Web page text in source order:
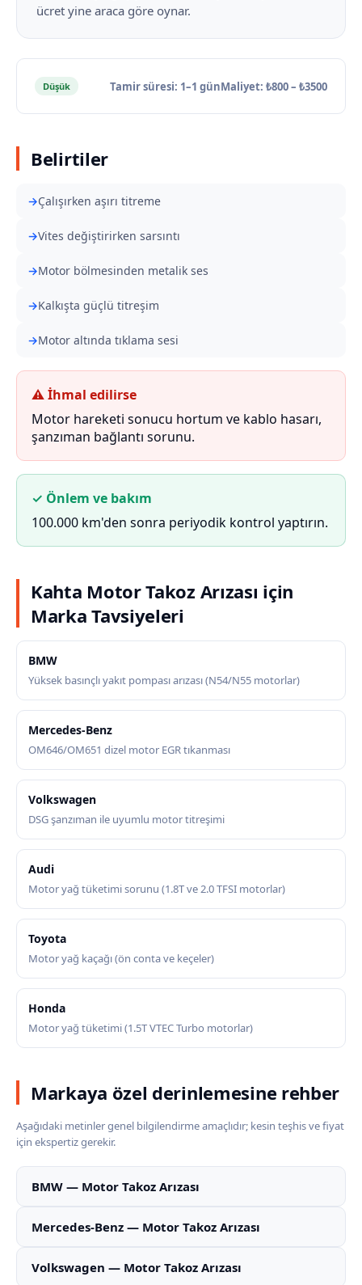
ücret yine araca göre oynar.
Düşük Tamir süresi: 1–1 günMaliyet: ₺800 – ₺3500
Belirtiler
Çalışırken aşırı titreme
Vites değiştirirken sarsıntı
Motor bölmesinden metalik ses
Kalkışta güçlü titreşim
Motor altında tıklama sesi
⚠ İhmal edilirse
Motor hareketi sonucu hortum ve kablo hasarı,
şanzıman bağlantı sorunu.
✓ Önlem ve bakım
100.000 km'den sonra periyodik kontrol yaptırın.
Kahta Motor Takoz Arızası için
Marka Tavsiyeleri
BMW
Yüksek basınçlı yakıt pompası arızası (N54/N55 motorlar)
Mercedes-Benz
OM646/OM651 dizel motor EGR tıkanması
Volkswagen
DSG şanzıman ile uyumlu motor titreşimi
Audi
Motor yağ tüketimi sorunu (1.8T ve 2.0 TFSI motorlar)
Toyota
Motor yağ kaçağı (ön conta ve keçeler)
Honda
Motor yağ tüketimi (1.5T VTEC Turbo motorlar)
Markaya özel derinlemesine rehber
Aşağıdaki metinler genel bilgilendirme amaçlıdır; kesin teşhis ve fiyat
için ekspertiz gerekir.
BMW — Motor Takoz Arızası
Mercedes-Benz — Motor Takoz Arızası
Volkswagen — Motor Takoz Arızası